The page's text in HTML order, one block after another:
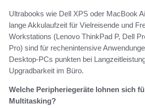
Ultrabooks wie Dell XPS oder MacBook
lange Akkulaufzeit für Vielreisende und
Workstations (Lenovo ThinkPad P, Dell
Pro) sind für rechenintensive
Desktop‑PCs punkten bei
Upgradbarkeit im Büro.
Welche Peripheriegeräte lohnen sich
Multitasking?